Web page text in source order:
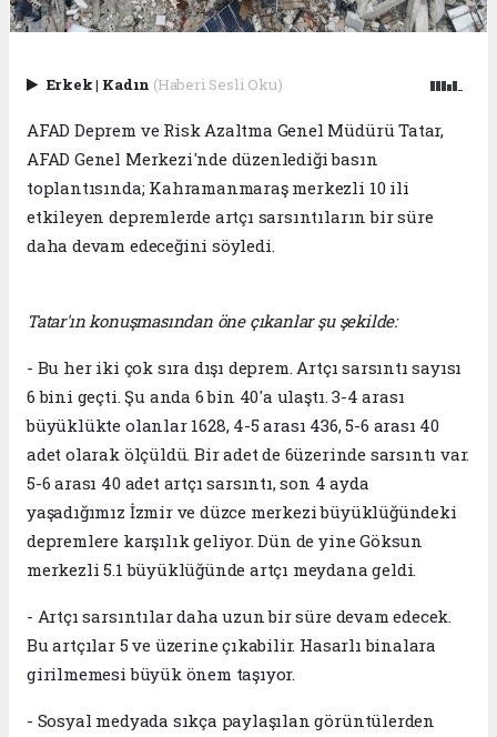
Erkek| Kadın (Haberi Sesli Oku)
AFAD Deprem ve Risk Azaltma Genel Müdürü Tatar,
AFAD Genel Merkezi'nde düzenlediği basın
toplantısında; Kahramanmaraş merkezli 10 ili
etkileyen depremlerde artçı sarsıntıların bir süre
daha devam edeceğini söyledi.
Tatar'ın konuşmasından öne çıkanlar şu şekilde:
- Bu her iki çok sıra dışı deprem. Artçı sarsıntı sayısı
6 bini geçti. Şu anda 6 bin 40'a ulaştı. 3-4 arası
büyüklükte olanlar 1628, 4-5 arası 436, 5-6 arası 40
adet olarak ölçüldü. Bir adet de 6üzerinde sarsıntı var.
5-6 arası 40 adet artçı sarsıntı, son 4 ayda
yaşadığımız İzmir ve düzce merkezi büyüklüğündeki
depremlere karşılık geliyor. Dün de yine Göksun
merkezli 5.1 büyüklüğünde artçı meydana geldi.
- Artçı sarsıntılar daha uzun bir süre devam edecek.
Bu artçılar 5 ve üzerine çıkabilir. Hasarlı binalara
girilmemesi büyük önem taşıyor.
- Sosyal medyada sıkça paylaşılan görüntülerden